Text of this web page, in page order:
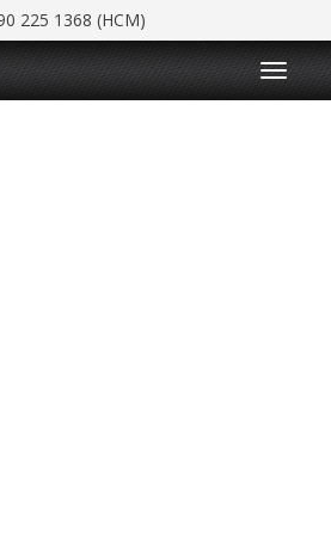
225 1368 (HCM)
T
o
g